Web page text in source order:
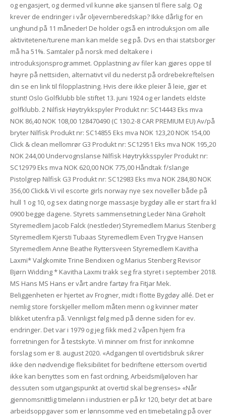
og engasjert, og dermed vil kunne øke sjansen til flere salg. Og
krever de endringer i vår oljevernberedskap? Ikke dårlig for en
unghund på 11 måneder! De holder også en introduksjon om alle
aktivitetene/turene man kan melde seg på. Dvs en thai statsborger
må ha 51%. Samtaler på norsk med deltakere i
introduksjonsprogrammet. Opplastning av filer kan gjøres oppe til
høyre på nettsiden, alternativt vil du nederst på ordrebekreftelsen
din se en link til filopplastning. Hvis dere ikke pleier å leie, gjør et
stunt! Oslo Golfklubb ble stiftet 13. juni 1924 og er landets eldste
golfklubb. 2 Nilfisk Høytrykkspyler Produkt nr: SC14443 Eks mva
NOK 86,40 NOK 108,00 128470490 (C 130.2-8 CAR PREMIUM EU) Av/på
bryter Nilfisk Produkt nr: SC14855 Eks mva NOK 123,20 NOK 154,00
Click & clean mellomrør G3 Produkt nr: SC12951 Eks mva NOK 195,20
NOK 244,00 Undervognslanse Nilfisk Høytrykksspyler Produkt nr:
SC12979 Eks mva NOK 620,00 NOK 775,00 Håndtak f/slange
Pistolgrep Nilfisk G3 Produkt nr: SC12983 Eks mva NOK 284,80 NOK
356,00 Click& Vi vil escorte girls norway nye sex noveller både på
hull 1 og 10, og sex dating norge massasje bygdøy alle er start fra kl
0900 begge dagene. Styrets sammensetning Leder Nina Grøholt
Styremedlem Jacob Falck (nestleder) Styremedlem Marius Stenberg
Styremedlem Kjersti Tubaas Styremedlem Even Trygve Hansen
Styremedlem Anne Beathe Ryttersveen Styremedlem Kavitha
Laxmi* Valgkomite Trine Bendixen og Marius Stenberg Revisor
Bjørn Widding * Kavitha Laxmi trakk seg fra styret i september 2018.
MS Hans MS Hans er vårt andre fartøy fra Fitjar Mek.
Beliggenheten er hjertet av Frogner, midt i flotte Bygdøy allé. Det er
nemlig store forskjeller mellom måten menn og kvinner møter
blikket utenfra på. Vennligst følg med på denne siden for ev.
endringer. Det var i 1979 og jeg fikk med 2 våpen hjem fra
forretningen for å testskyte. Vi minner om frist for innkomne
forslag som er 8. august 2020. «Adgangen til overtidsbruk sikrer
ikke den nødvendige fleksibilitet for bedriftene ettersom overtid
ikke kan benyttes som en fast ordning, Arbeidsmiljøloven har
dessuten som utgangspunkt at overtid skal begrenses» «Når
gjennomsnittlig timelønn i industrien er på kr 120, betyr det at bare
arbeidsoppgaver som er lønnsomme ved en timebetaling på over